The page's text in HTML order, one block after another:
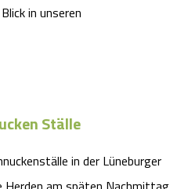
in unseren
Ställe
in der Lüneburger